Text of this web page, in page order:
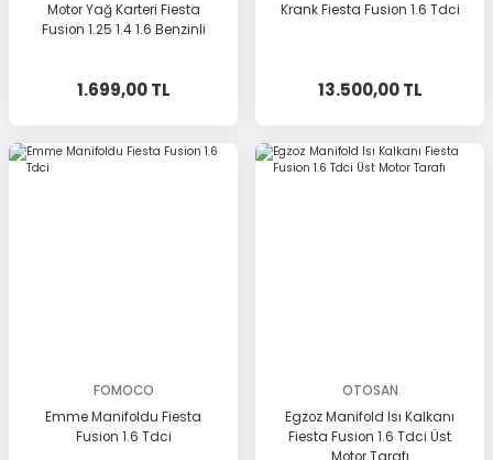
Motor Yağ Karteri Fiesta
Fusion 1.25 1.4 1.6 Benzinli
1.699,00 TL
Krank Fiesta Fusion 1.6 Tdci
13.500,00 TL
FOMOCO
Emme Manifoldu Fiesta
Fusion 1.6 Tdci
OTOSAN
Egzoz Manifold Isı Kalkanı
Fiesta Fusion 1.6 Tdci Üst